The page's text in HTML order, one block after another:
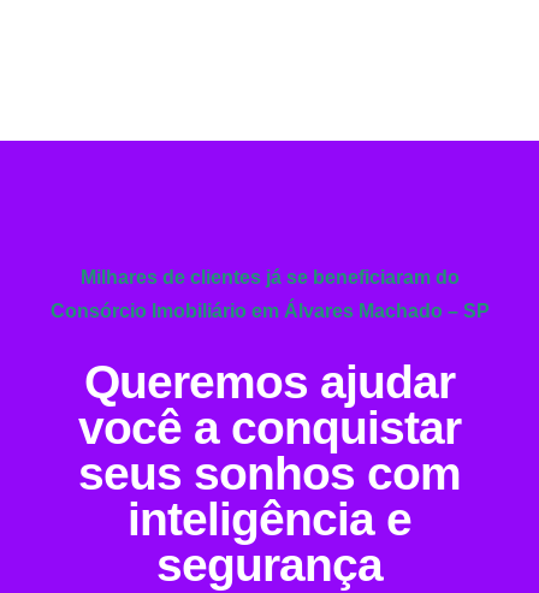
Milhares de clientes já se beneficiaram do
Consórcio Imobiliário em Álvares Machado – SP
Queremos ajudar
você a conquistar
seus sonhos com
inteligência e
segurança